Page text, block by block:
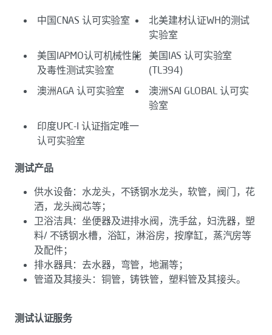
中国CNAS 认可实验室
北美建材认证WH的测试
实验室
美国IAPMO认可机械性能
及毒性测试实验室
美国IAS 认可实验室
(TL394)
澳洲AGA 认可实验室
澳洲SAI GLOBAL 认可实
验室
印度UPC-I 认证指定唯一
认可实验室
测试产品
供水设备：水龙头，不锈钢水龙头，软管，阀门，花
洒，龙头阀芯等；
卫浴洁具：坐便器及进排水阀，洗手盆，妇洗器，塑
料/ 不锈钢水槽，浴缸，淋浴房，按摩缸，蒸汽房等
及配件；
排水器具：去水器，弯管，地漏等；
管道及其接头：铜管，铸铁管，塑料管及其接头。
测试认证服务